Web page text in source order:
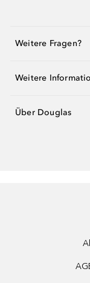
Weitere Fragen?
Weitere
Über Douglas